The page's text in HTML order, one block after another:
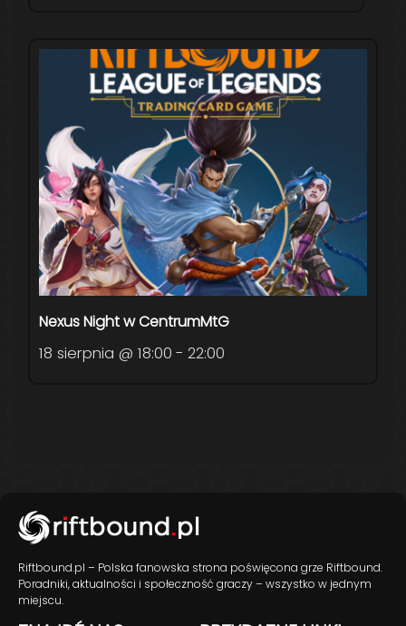
Nexus Night w CentrumMtG
18 sierpnia @ 18:00 - 22:00
Riftbound.pl – Polska fanowska strona poświęcona grze Riftbound.
Poradniki, aktualności i społeczność graczy – wszystko w jednym
miejscu.